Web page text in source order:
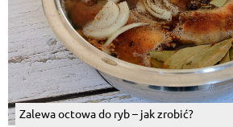
Zalewa octowa do ryb – jak zrobić?